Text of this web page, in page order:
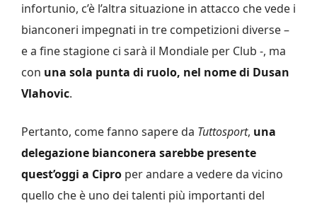
infortunio, c’è l’altra situazione in attacco che vede i
bianconeri impegnati in tre competizioni diverse –
e a fine stagione ci sarà il Mondiale per Club -, ma
con una sola punta di ruolo, nel nome di Dusan
Vlahovic.
Pertanto, come fanno sapere da Tuttosport, una
delegazione bianconera sarebbe presente
quest’oggi a Cipro per andare a vedere da vicino
quello che è uno dei talenti più importanti del